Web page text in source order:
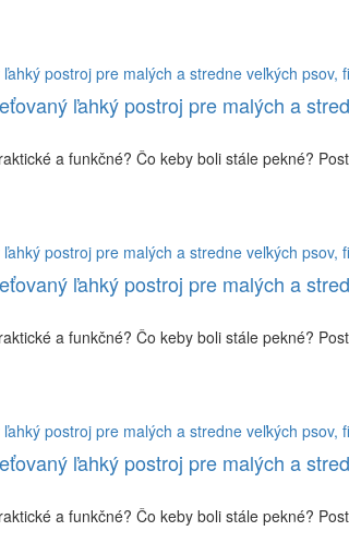
ľahký postroj pre malých a
a funkčné? Čo keby boli stále pekné?
ľahký postroj pre malých a
a funkčné? Čo keby boli stále pekné?
ľahký postroj pre malých a
a funkčné? Čo keby boli stále pekné?